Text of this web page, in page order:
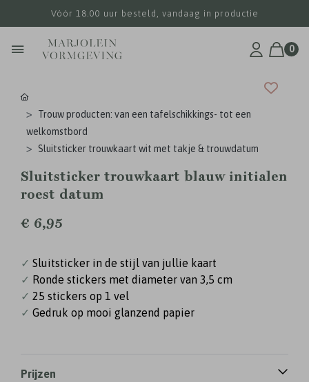
Vóór 18.00 uur besteld, vandaag in productie
0
Trouw producten: van een tafelschikkings- tot een
welkomstbord
Sluitsticker trouwkaart wit met takje & trouwdatum
Sluitsticker trouwkaart blauw initialen
roest datum
€ 6,95
✓ Sluitsticker in de stijl van jullie kaart
✓ Ronde stickers met diameter van 3,5 cm
✓ 25 stickers op 1 vel
✓ Gedruk op mooi glanzend papier
Prijzen